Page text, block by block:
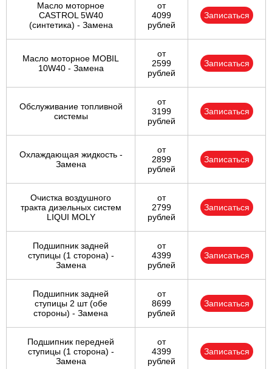
Масло моторное
CASTROL 5W40
(синтетика) - Замена
от
4099
рублей
Записаться
Масло моторное MOBIL
10W40 - Замена
от
2599
рублей
Записаться
Обслуживание топливной
системы
от
3199
рублей
Записаться
Охлаждающая жидкость -
Замена
от
2899
рублей
Записаться
Очистка воздушного
тракта дизельных систем
LIQUI MOLY
от
2799
рублей
Записаться
Подшипник задней
ступицы (1 сторона) -
Замена
от
4399
рублей
Записаться
Подшипник задней
ступицы 2 шт (обе
стороны) - Замена
от
8699
рублей
Записаться
Подшипник передней
ступицы (1 сторона) -
Замена
от
4399
рублей
Записаться